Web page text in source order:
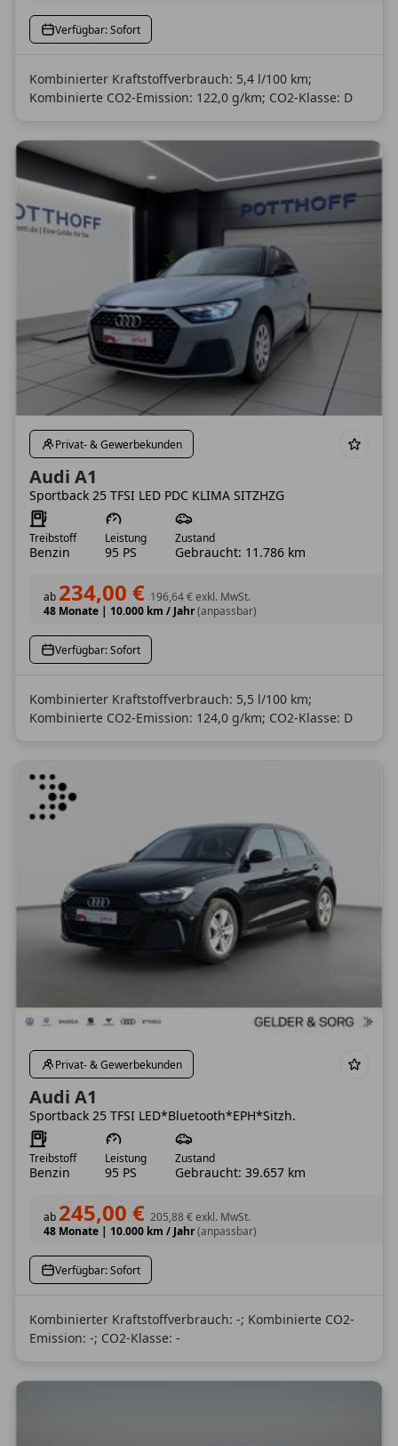
Verfügbar: Sofort
Kombinierter Kraftstoffverbrauch: 5,4 l/100 km;
Kombinierte CO2-Emission: 122,0 g/km; CO2-Klasse: D
Privat- & Gewerbekunden
Audi A1
Sportback 25 TFSI LED PDC KLIMA SITZHZG
Treibstoff
Benzin
Leistung
95 PS
Zustand
Gebraucht: 11.786 km
ab 234,00 € 196,64 €exkl. MwSt.
48 Monate | 10.000 km / Jahr(anpassbar)
Verfügbar: Sofort
Kombinierter Kraftstoffverbrauch: 5,5 l/100 km;
Kombinierte CO2-Emission: 124,0 g/km; CO2-Klasse: D
Privat- & Gewerbekunden
Audi A1
Sportback 25 TFSI LED*Bluetooth*EPH*Sitzh.
Treibstoff
Benzin
Leistung
95 PS
Zustand
Gebraucht: 39.657 km
ab 245,00 € 205,88 €exkl. MwSt.
48 Monate | 10.000 km / Jahr(anpassbar)
Verfügbar: Sofort
Kombinierter Kraftstoffverbrauch: -; Kombinierte CO2-
Emission: -; CO2-Klasse: -